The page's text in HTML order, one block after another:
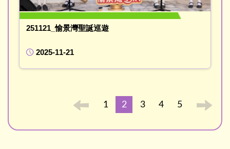
251121_愉景灣聖誕巡遊
2025-11-21
1 2 3 4 5